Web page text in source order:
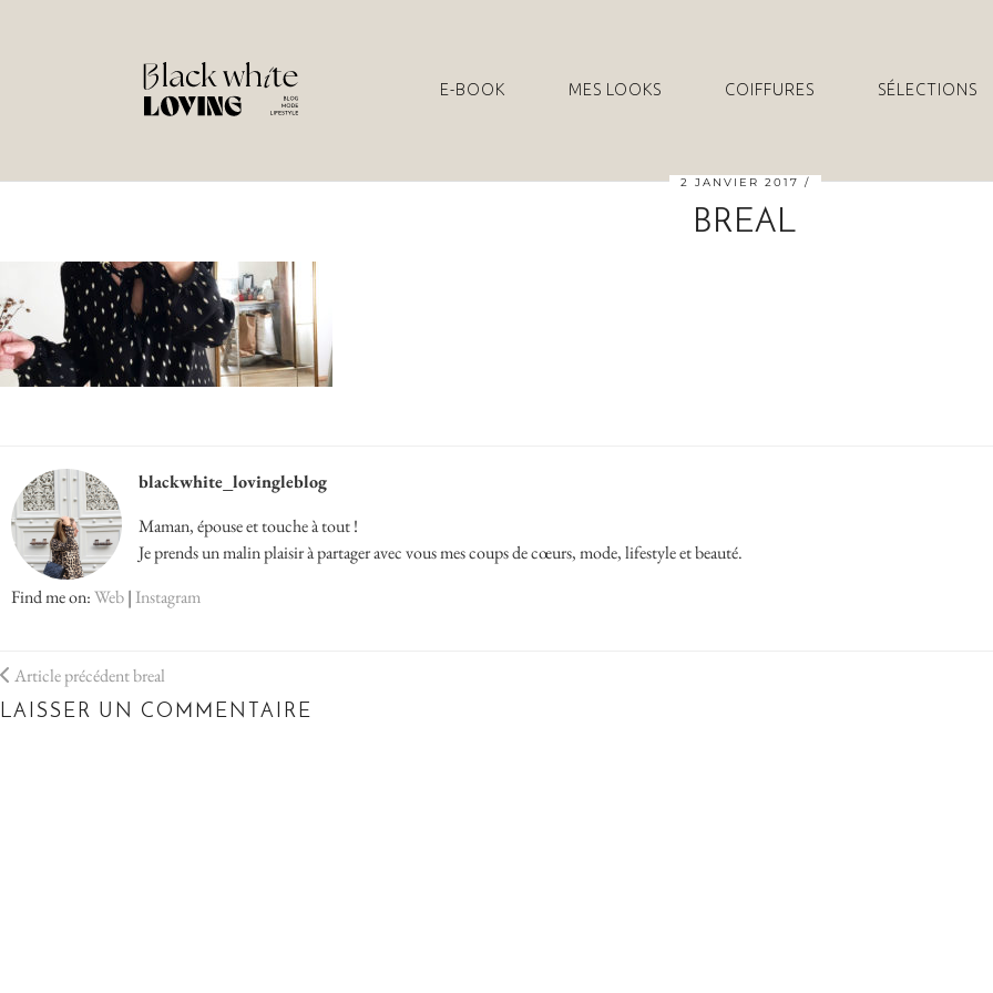
E-BOOK MES LOOKS COIFFURES SÉLECTIONS
2 JANVIER 2017
BREAL
blackwhite_lovingleblog
Maman, épouse et touche à tout !
Je prends un malin plaisir à partager avec vous mes coups de cœurs, mode, lifestyle et beauté.
Find me on:Web| Instagram
Article précédentbreal
LAISSER UN COMMENTAIRE